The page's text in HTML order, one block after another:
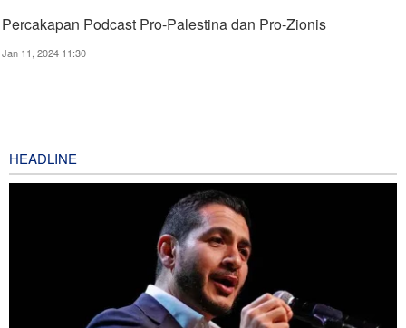
Percakapan Podcast Pro-Palestina dan Pro-Zionis
Jan 11, 2024 11:30
HEADLINE